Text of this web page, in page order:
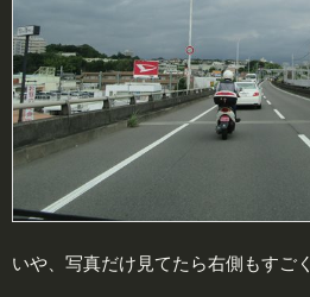
いや、写真だけ見てたら右側もすごく